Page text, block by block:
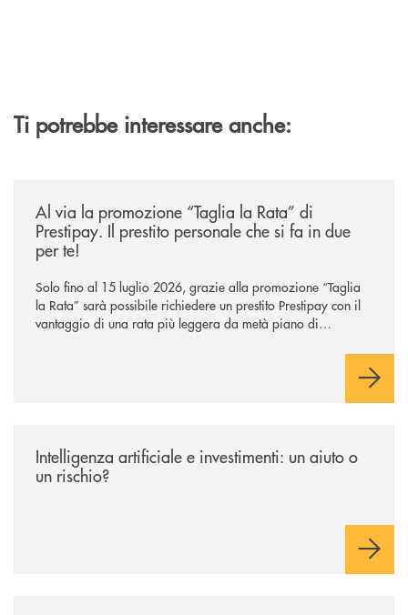
Ti potrebbe interessare anche:
Al via la promozione “Taglia la Rata” di
Prestipay. Il prestito personale che si fa in due
per te!
Solo fino al 15 luglio 2026, grazie alla promozione “Taglia
la Rata” sarà possibile richiedere un prestito Prestipay con il
vantaggio di una rata più leggera da metà piano di
Intelligenza artificiale e investimenti: un aiuto o
un rischio?